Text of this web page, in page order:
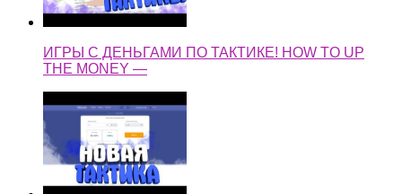
ИГРЫ С ДЕНЬГАМИ ПО ТАКТИКЕ! HOW TO UP
THE MONEY —